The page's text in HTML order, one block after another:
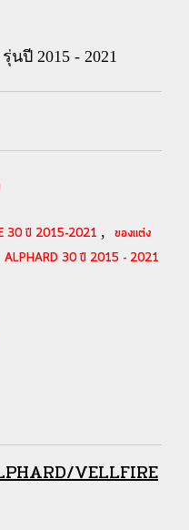
นปี 2015 - 2021
30 ปี 2015-2021 , ของแต่ง
ALPHARD 30 ปี 2015 - 2021
VELLFIRE